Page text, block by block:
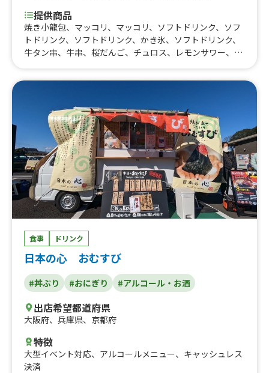
提供商品
焼き小龍包、マッコリ、マッコリ、ソフトドリンク、ソフ
トドリンク、ソフトドリンク、かき氷、ソフトドリンク、
牛タン串、牛串、桜だんご、チュロス、レモンサワー、ハ
ピオカドリンク、シャインマスカット飴、りんご飴、いち
ーメン、かき氷、山賊焼
食事 ドリンク
日本の心 おむすび
#丼ぶり #おにぎり #アルコール・お酒
出店希望都道府県
大阪府、 兵庫県、 京都府
特徴
大型イベント対応、 アルコールメニュー、 キャッシュレス
決済